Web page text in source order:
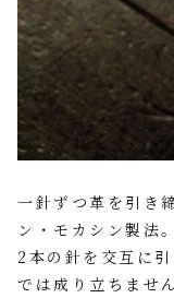
一針ずつ革を引き
ン・モカシン製法。
2本の針を交互に
では成り立ちませ